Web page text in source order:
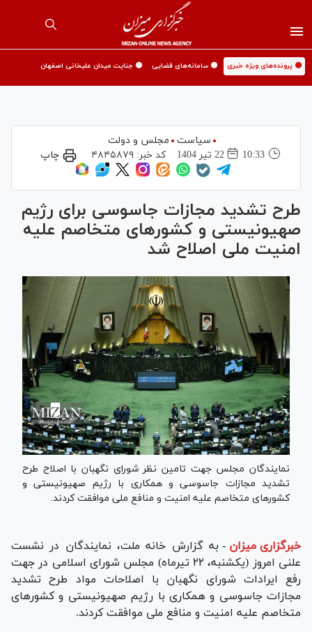
🟡 پرونده‌های ویژه خبری 🟡 سامانه‌های قضایی 🟡 جنایت میدان علیخانی اصفهان
سیاست
مجلس و دولت
10:33
22 تير 1404 کد خبر: ۴۸۴۵۸۷۹ چاپ
طرح تشدید مجازات جاسوسی برای رژیم
صهیونیستی و کشور‌های متخاصم علیه
امنیت ملی اصلاح شد
نمایندگان مجلس جهت تامین نظر شورای نگهبان با اصلاح طرح
تشدید مجازات جاسوسی و همکاری با رژیم صهیونیستی و
کشور‌های متخاصم علیه امنیت و منافع ملی موافقت کردند.
خبرگزاری میزان - به گزارش خانه ملت، نمایندگان در نشست
علنی امروز (یکشنبه، ۲۲ تیرماه) مجلس شورای اسلامی در جهت
رفع ایرادات شورای نگهبان با اصلاحات مواد طرح تشدید
مجازات جاسوسی و همکاری با رژیم صهیونیستی و کشور‌های
متخاصم علیه امنیت و منافع ملی موافقت کردند.